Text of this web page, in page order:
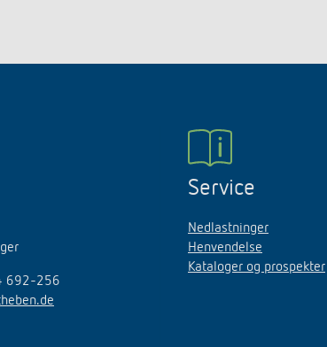
692-256
Service
Nedlastninger
Henvendelse
Kataloger og prospekter